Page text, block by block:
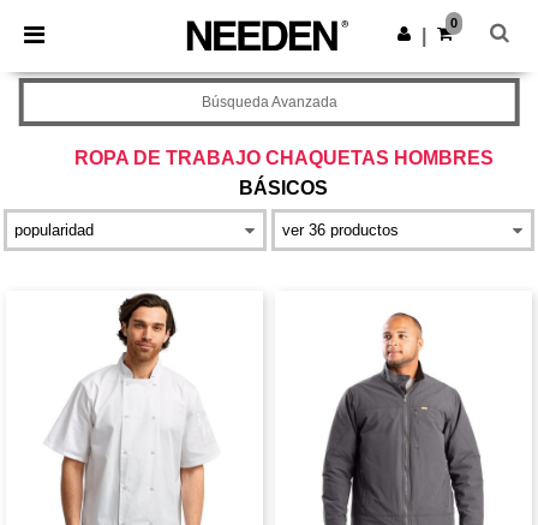
× App de Needen
¡Mejores precios en app!
Descargar app
0
ROPA DE TRABAJO CHAQUETAS HOMBRES
BÁSICOS
Búsqueda Avanzada